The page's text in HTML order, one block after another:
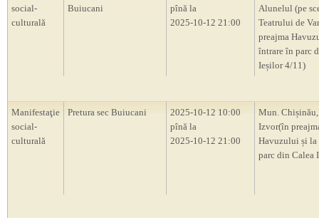
social-
culturală
Buiucani
pînă la
2025-10-12 21:00
Alunelul (pe
Teatrului de
preajma
întrare în parc
Ieșilor 4/11)
Manifestaţie
social-
culturală
Pretura sec Buiucani
2025-10-12 10:00
pînă la
2025-10-12 21:00
Mun.
Izvor(în
Havuzului și la
parc din Calea